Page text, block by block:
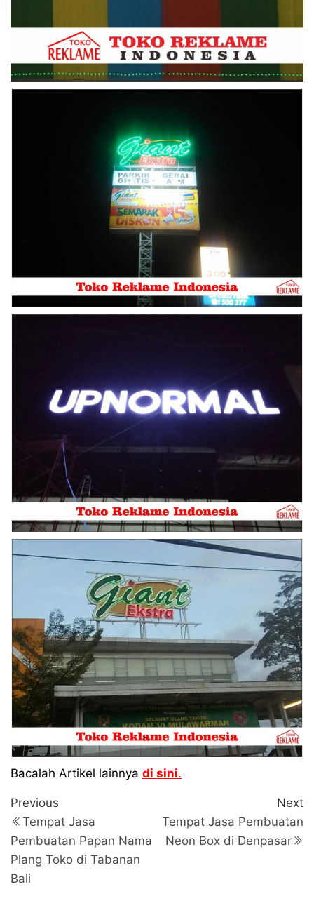
Bacalah Artikel lainnya di sini.
Navigasi
pos
Previous
Post
Previous
Tempat Jasa
Pembuatan Papan Nama
Plang Toko di Tabanan
Bali
Next
Tempat Jasa Pembuatan
Neon Box di Denpasar